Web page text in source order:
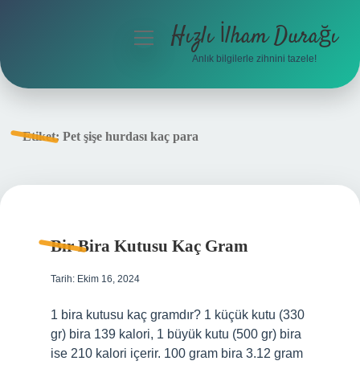
menüyüHızlı İlham Durağı
Anlık bilgilerle zihnini tazele!
Etiket: Pet şişe hurdası kaç para
Bir Bira Kutusu Kaç Gram
Tarih: Ekim 16, 2024
1 bira kutusu kaç gramdır? 1 küçük kutu (330
gr) bira 139 kalori, 1 büyük kutu (500 gr) bira
ise 210 kalori içerir. 100 gram bira 3.12 gram